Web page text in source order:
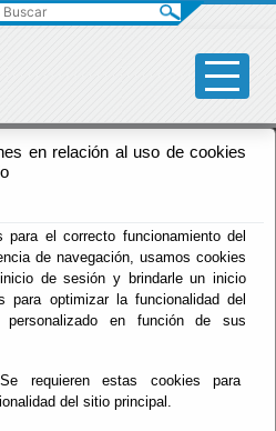
en relación al uso de cookies
el correcto funcionamiento del
de navegación, usamos cookies
de sesión y brindarle un inicio
para optimizar la funcionalidad del
en función de sus
requieren estas cookies para
del sitio principal.
Fomento
Buscar